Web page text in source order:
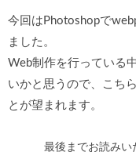
今回はPhotoshopで
ました。
Web制作を行っている
いかと思うので、こち
とが望まれます。
最後までお読みい